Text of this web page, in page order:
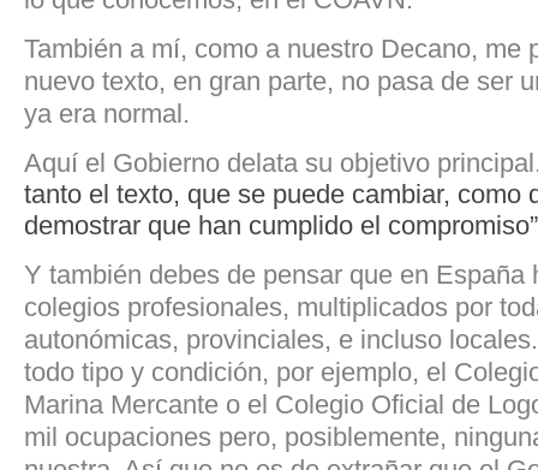
También a mí, como a nuestro Decano, me
nuevo texto, en gran parte, no pasa de ser
ya era normal.
Aquí el Gobierno delata su objetivo
tanto el texto, que se puede cambiar, como
demostrar que han cumplido el compromiso”
Y también debes de pensar que en España
colegios profesionales, multiplicados por
autonómicas, provinciales, e incluso
todo tipo y condición, por ejemplo, el
Marina Mercante o el Colegio Oficial de
mil ocupaciones pero, posiblemente,